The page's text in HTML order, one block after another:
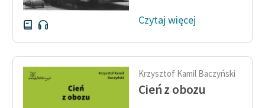
Materiały promocyjne
Polityka prywatności
Regulamin biblioteki
Dane fundacji i
sprawozdania finansowe
Czytaj więcej
Krzysztof Kamil Baczyński
Cień z obozu